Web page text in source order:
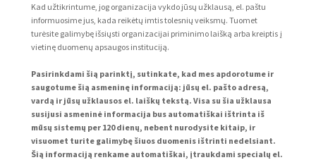
Kad užtikrintume, jog organizacija vykdo jūsų užklausą, el. paštu
informuosime jus, kada reikėtų imtis tolesnių veiksmų. Tuomet
turėsite galimybę išsiųsti organizacijai priminimo laišką arba kreiptis į
vietinę duomenų apsaugos instituciją.
Pasirinkdami šią parinktį, sutinkate, kad mes apdorotume ir
saugotume šią asmeninę informaciją: jūsų el. pašto adresą,
vardą ir jūsų užklausos el. laiškų tekstą. Visa su šia užklausa
susijusi asmeninė informacija bus automatiškai ištrinta iš
mūsų sistemų per 120 dienų, nebent nurodysite kitaip, ir
visuomet turite galimybę šiuos duomenis ištrinti nedelsiant.
Šią informaciją renkame automatiškai, įtraukdami specialų el.